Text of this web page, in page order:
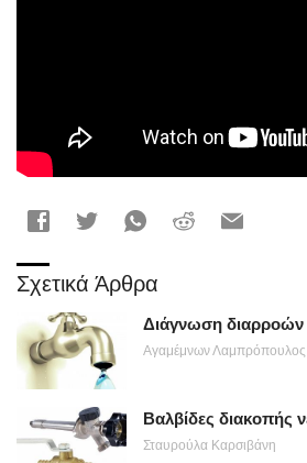
Σχετικά Άρθρα
Διάγνωση
Αγαμέμνων Λαμπρόπουλος
Βαλβίδες διακοπής
Σταυρούλα Καρσιβάνη